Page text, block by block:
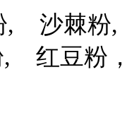
, 沙棘粉,
, 红豆粉，